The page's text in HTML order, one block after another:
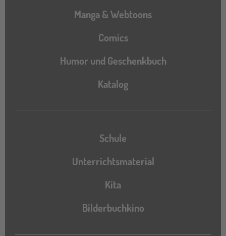
Manga & Webtoons
Comics
Humor und Geschenkbuch
Katalog
Katalog
Schule
Unterrichtsmaterial
Kita
Bilderbuchkino